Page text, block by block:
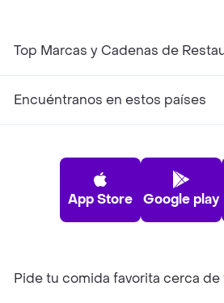
Top Marcas y Cadenas de
Encuéntranos en estos países
App Store Google play
Pide tu comida favorita cerca de